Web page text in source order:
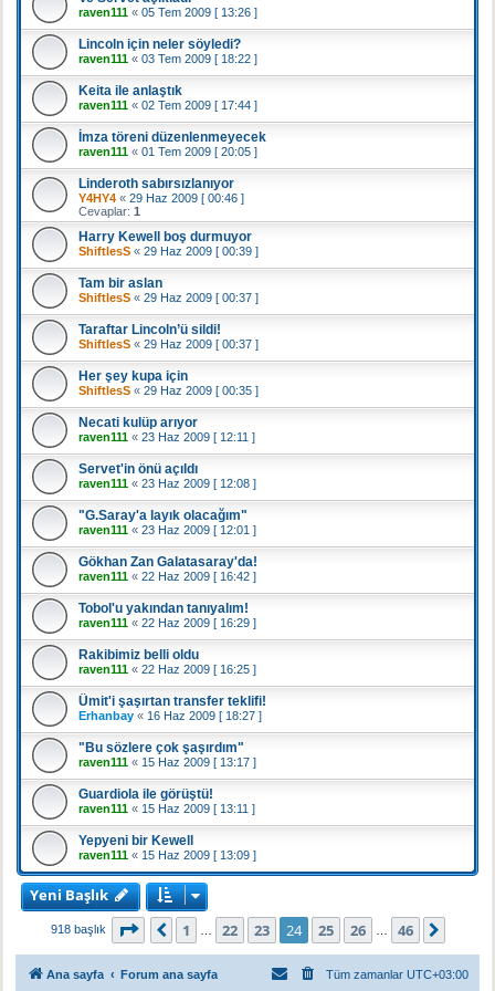
raven111 « 05 Tem 2009 [ 13:26 ]
Lincoln için neler söyledi?
raven111 « 03 Tem 2009 [ 18:22 ]
Keita ile anlaştık
raven111 « 02 Tem 2009 [ 17:44 ]
İmza töreni düzenlenmeyecek
raven111 « 01 Tem 2009 [ 20:05 ]
Linderoth sabırsızlanıyor
Y4HY4 « 29 Haz 2009 [ 00:46 ]
Cevaplar: 1
Harry Kewell boş durmuyor
ShiftlesS « 29 Haz 2009 [ 00:39 ]
Tam bir aslan
ShiftlesS « 29 Haz 2009 [ 00:37 ]
Taraftar Lincoln’ü sildi!
ShiftlesS « 29 Haz 2009 [ 00:37 ]
Her şey kupa için
ShiftlesS « 29 Haz 2009 [ 00:35 ]
Necati kulüp arıyor
raven111 « 23 Haz 2009 [ 12:11 ]
Servet'in önü açıldı
raven111 « 23 Haz 2009 [ 12:08 ]
"G.Saray'a layık olacağım"
raven111 « 23 Haz 2009 [ 12:01 ]
Gökhan Zan Galatasaray'da!
raven111 « 22 Haz 2009 [ 16:42 ]
Tobol'u yakından tanıyalım!
raven111 « 22 Haz 2009 [ 16:29 ]
Rakibimiz belli oldu
raven111 « 22 Haz 2009 [ 16:25 ]
Ümit'i şaşırtan transfer teklifi!
Erhanbay « 16 Haz 2009 [ 18:27 ]
"Bu sözlere çok şaşırdım"
raven111 « 15 Haz 2009 [ 13:17 ]
Guardiola ile görüştü!
raven111 « 15 Haz 2009 [ 13:11 ]
Yepyeni bir Kewell
raven111 « 15 Haz 2009 [ 13:09 ]
Yeni Başlık
918 başlık 24 . sayfa (Toplam46 sayfa)
Önceki
1 22 23 24 25 26 46
Ana sayfa Forum ana sayfa Tüm zamanlar UTC+03:00